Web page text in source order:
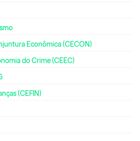
Econômica (CECON)
do Crime (CEEC)
(CEFIN)